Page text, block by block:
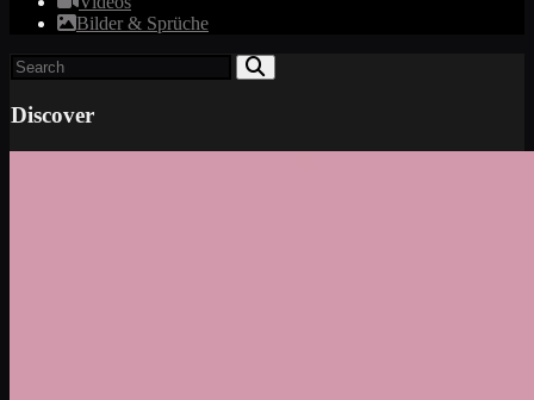
Bilder & Sprüche
Discover